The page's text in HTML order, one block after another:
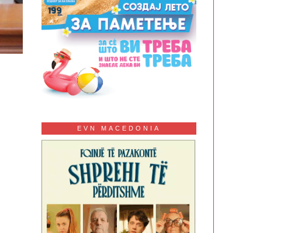
EVN MACEDONIA